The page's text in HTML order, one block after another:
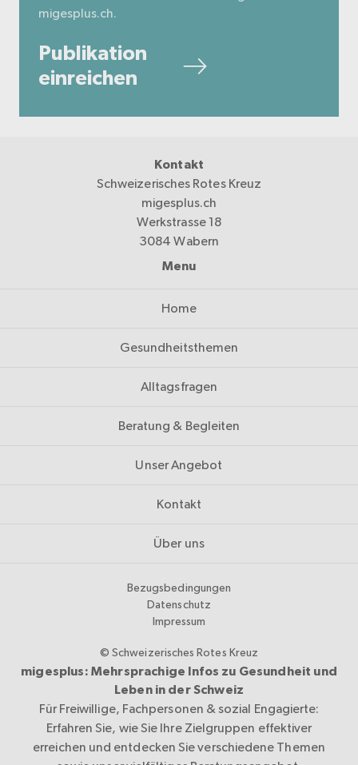
migesplus.ch.
Publikation
einreichen
Kontakt
Schweizerisches Rotes Kreuz
migesplus.ch
Werkstrasse 18
3084 Wabern
Menu
Home
Gesundheitsthemen
Alltagsfragen
Beratung & Begleiten
Unser Angebot
Kontakt
Über uns
Bezugsbedingungen
Datenschutz
Impressum
© Schweizerisches Rotes Kreuz
migesplus: Mehrsprachige Infos zu Gesundheit und
Leben in der Schweiz
Für Freiwillige, Fachpersonen & sozial Engagierte:
Erfahren Sie, wie Sie Ihre Zielgruppen effektiver
erreichen und entdecken Sie verschiedene Themen